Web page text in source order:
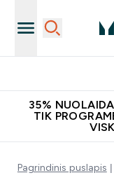
35%
TIK
Pagrindinis puslapis